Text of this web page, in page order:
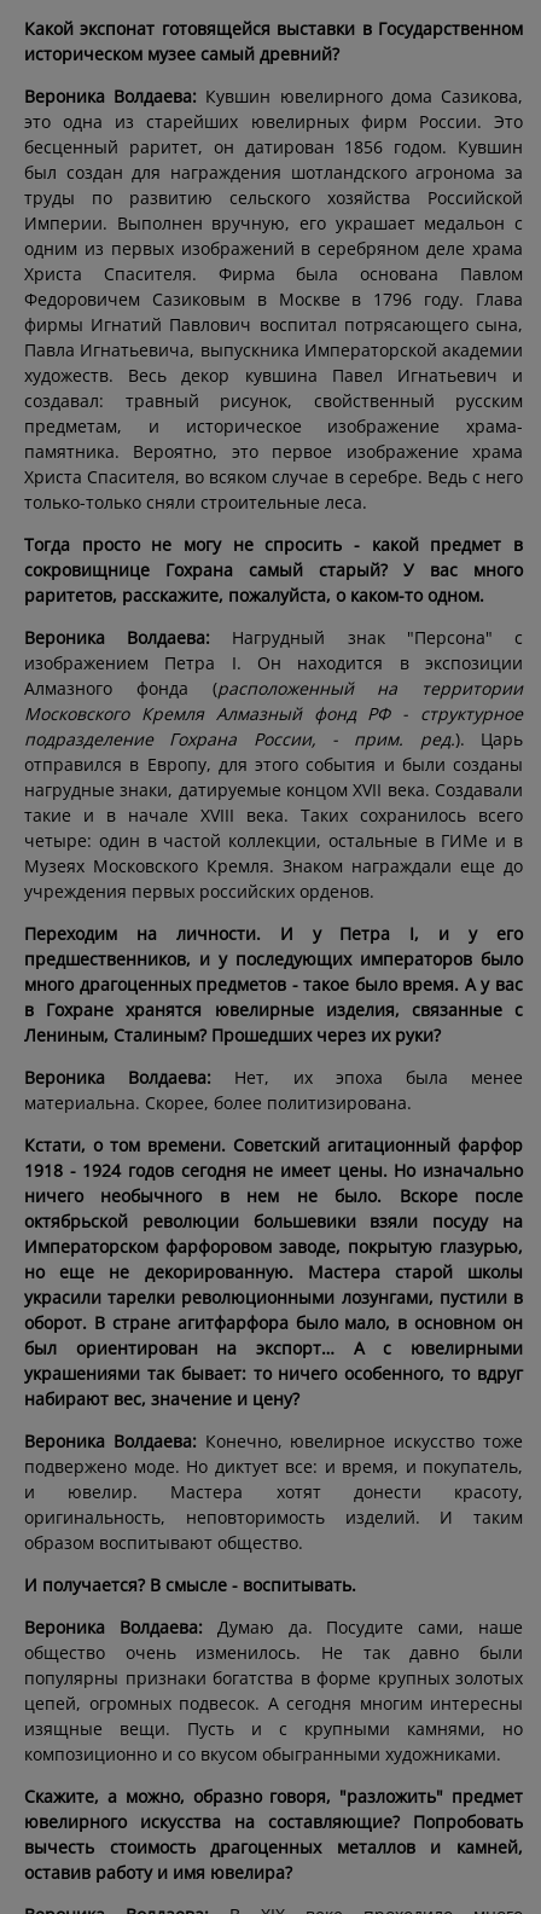
Какой экспонат готовящейся выставки в Государственном
историческом музее самый древний?
Вероника Волдаева: Кувшин ювелирного дома Сазикова,
это одна из старейших ювелирных фирм России. Это
бесценный раритет, он датирован 1856 годом. Кувшин
был создан для награждения шотландского агронома за
труды по развитию сельского хозяйства Российской
Империи. Выполнен вручную, его украшает медальон с
одним из первых изображений в серебряном деле храма
Христа Спасителя. Фирма была основана Павлом
Федоровичем Сазиковым в Москве в 1796 году. Глава
фирмы Игнатий Павлович воспитал потрясающего сына,
Павла Игнатьевича, выпускника Императорской академии
художеств. Весь декор кувшина Павел Игнатьевич и
создавал: травный рисунок, свойственный русским
предметам, и историческое изображение храма-
памятника. Вероятно, это первое изображение храма
Христа Спасителя, во всяком случае в серебре. Ведь с него
только-только сняли строительные леса.
Тогда просто не могу не спросить - какой предмет в
сокровищнице Гохрана самый старый? У вас много
раритетов, расскажите, пожалуйста, о каком-то одном.
Вероника Волдаева: Нагрудный знак "Персона" с
изображением Петра I. Он находится в экспозиции
Алмазного фонда (расположенный на территории
Московского Кремля Алмазный фонд РФ - структурное
подразделение Гохрана России, - прим. ред.). Царь
отправился в Европу, для этого события и были созданы
нагрудные знаки, датируемые концом XVII века. Создавали
такие и в начале XVIII века. Таких сохранилось всего
четыре: один в частой коллекции, остальные в ГИМе и в
Музеях Московского Кремля. Знаком награждали еще до
учреждения первых российских орденов.
Переходим на личности. И у Петра I, и у его
предшественников, и у последующих императоров было
много драгоценных предметов - такое было время. А у вас
в Гохране хранятся ювелирные изделия, связанные с
Лениным, Сталиным? Прошедших через их руки?
Вероника Волдаева: Нет, их эпоха была менее
материальна. Скорее, более политизирована.
Кстати, о том времени. Советский агитационный фарфор
1918 - 1924 годов сегодня не имеет цены. Но изначально
ничего необычного в нем не было. Вскоре после
октябрьской революции большевики взяли посуду на
Императорском фарфоровом заводе, покрытую глазурью,
но еще не декорированную. Мастера старой школы
украсили тарелки революционными лозунгами, пустили в
оборот. В стране агитфарфора было мало, в основном он
был ориентирован на экспорт… А с ювелирными
украшениями так бывает: то ничего особенного, то вдруг
набирают вес, значение и цену?
Вероника Волдаева: Конечно, ювелирное искусство тоже
подвержено моде. Но диктует все: и время, и покупатель,
и ювелир. Мастера хотят донести красоту,
оригинальность, неповторимость изделий. И таким
образом воспитывают общество.
И получается? В смысле - воспитывать.
Вероника Волдаева: Думаю да. Посудите сами, наше
общество очень изменилось. Не так давно были
популярны признаки богатства в форме крупных золотых
цепей, огромных подвесок. А сегодня многим интересны
изящные вещи. Пусть и с крупными камнями, но
композиционно и со вкусом обыгранными художниками.
Скажите, а можно, образно говоря, "разложить" предмет
ювелирного искусства на составляющие? Попробовать
вычесть стоимость драгоценных металлов и камней,
оставив работу и имя ювелира?